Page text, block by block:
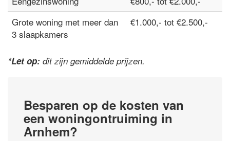
Grote woning met meer dan
3 slaapkamers
€1.000,- tot €2.500,-
*Let op: dit zijn gemiddelde prijzen.
Besparen op de kosten van
een woningontruiming in
Arnhem?